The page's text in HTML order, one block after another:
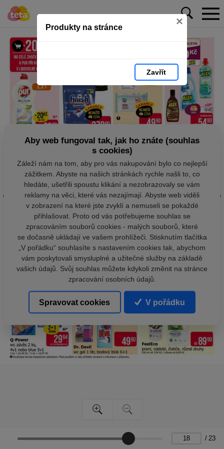
Produkty na stránce ×
Zavřít
/ 23
Aby web fungoval tak, jak ho znáte (souhlas
s cookies)
Záleží nám na tom, aby pro vás nakupování bylo co nejlepší
zážitkem. Abyste na našich stránkách rychle našli to, co
hledáte, ušetřili spoustu klikání a nezobrazovaly se vám
reklamy na věci, které vás nezajímají. Abyste web viděli
v zobrazení na které jste zvyklí a nemuseli se pokaždé
přihlašovat. Proto od vás potřebujeme souhlas se
zpracováním souborů cookies - malých souborů, které
se dočasně ukládají ve vašem prohlížeči. Stisknutím tlačítka
„V pořádku“ souhlasíte s nastavením cookies tak, abychom
vám poskytovali smysluplné a užitečné služby na základě
vašich údajů. Svůj souhlas můžete kdykoli změnit na stránce
zpracování osobních údajů.
Spravovat cookies V pořádku